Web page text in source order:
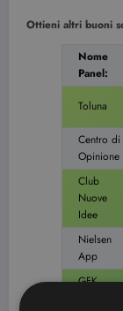
Ottieni altri buoni
Nome
Panel:
Toluna
Centro di
Opinione
Club
Nuove
Idee
Nielsen
App
GFK